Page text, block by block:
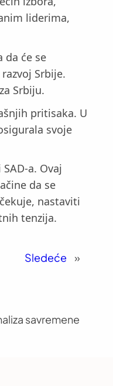
liderima,
da će se
Srbije.
Srbiju.
pritisaka. U
svoje
a. Ovaj
da se
nastaviti
tenzija.
Sledeće »
savremene